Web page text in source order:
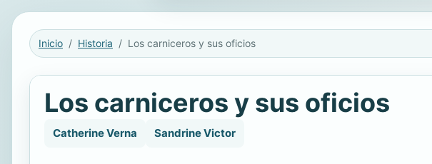
Inicio Historia Los carniceros y sus oficios
Los carniceros y sus oficios
Catherine Verna Sandrine Victor